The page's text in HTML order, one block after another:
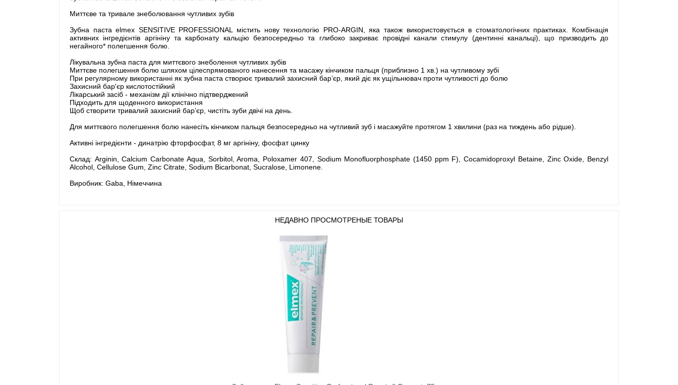
Миттєве та тривале знеболювання чутливих зубів
Зубна паста elmex SENSITIVE PROFESSIONAL містить нову технологію PRO-ARGIN, яка також використовується в стоматологічних практиках. Комбінація
активних інгредієнтів аргініну та карбонату кальцію безпосередньо та глибоко закриває провідні канали стимулу (дентинні канальці), що призводить до
негайного* полегшення болю.
Лікувальна зубна паста для миттєвого знеболення чутливих зубів
Миттєве полегшення болю шляхом цілеспрямованого нанесення та масажу кінчиком пальця (приблизно 1 хв.) на чутливому зубі
При регулярному використанні як зубна паста створює тривалий захисний бар’єр, який діє як ущільнювач проти чутливості до болю
Захисний бар'єр кислотостійкий
Лікарський засіб - механізм дії клінічно підтверджений
Підходить для щоденного використання
Щоб створити тривалий захисний бар’єр, чистіть зуби двічі на день.
Для миттєвого полегшення болю нанесіть кінчиком пальця безпосередньо на чутливий зуб і масажуйте протягом 1 хвилини (раз на тиждень або рідше).
Активні інгредієнти - динатрію фторфосфат, 8 мг аргініну, фосфат цинку
Склад: Arginin, Calcium Carbonate Aqua, Sorbitol, Aroma, Poloxamer 407, Sodium Monofluorphosphate (1450 ppm F), Cocamidoproxyl Betaine, Zinc Oxide, Benzyl
Alcohol, Cellulose Gum, Zinc Citrate, Sodium Bicarbonat, Sucralose, Limonene.
Виробник: Gaba, Німеччина
НЕДАВНО ПРОСМОТРЕНЫЕ ТОВАРЫ